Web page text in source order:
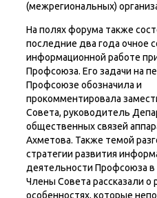
(межрегиональных)
На полях форума также
последние два года очное
информационной работе
Профсоюза. Его задачи на
Профсоюзе обозначила и
прокомментировала
Совета, руководитель
общественных связей
Ахметова. Также темой
стратегии развития
деятельности Профсоюза в
Члены Совета рассказали о
особенностях, которые